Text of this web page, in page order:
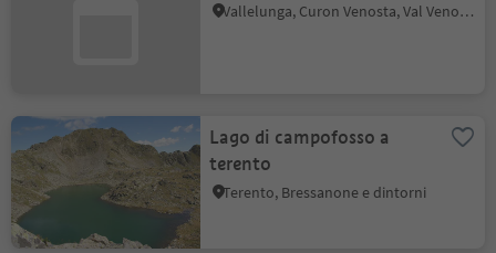
Vallelunga, Curon Venosta, Val Venosta
Lago di campofosso a
terento
Terento, Bressanone e dintorni